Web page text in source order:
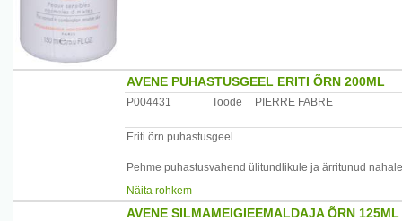
AVENE PUHASTUSGEEL ERITI ÕRN 200ML
P004431 Toode PIERRE FABRE
Eriti õrn puhastusgeel
Pehme puhastusvahend ülitundlikule ja ärritunud
Sobib suurepäraselt näo, kaela ning silmaümbruse
Näita rohkem
AVENE SILMAMEIGIEEMALDAJA ÕRN 125ML